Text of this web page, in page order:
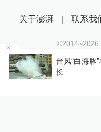
台风“白海豚
长
关于澎湃 | 联系我
©2014~2026
沪ICP证：沪B2-
互联网新闻信息
沪公网